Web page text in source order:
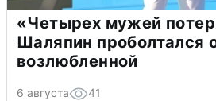
«Четырех мужей
Шаляпин проболтался
возлюбленной
6 августа 41